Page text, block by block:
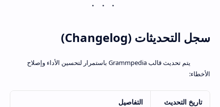
سجل التحديثات (Changelog)
يتم تحديث قالب Grammpedia باستمرار لتحسين الأداء وإصلاح
الأخطاء:
تاريخ التحديث التفاصيل